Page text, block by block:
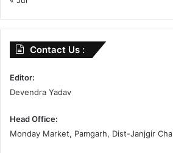
Contact Us :
Editor:
Devendra Yadav
Head Office:
Monday Market, Pamgarh, Dist-Janjgir